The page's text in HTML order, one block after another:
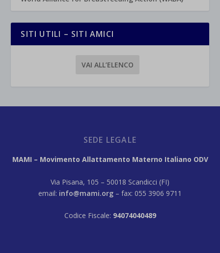
SITI UTILI – SITI AMICI
VAI ALL’ELENCO
SEDE LEGALE
MAMI – Movimento Allattamento Materno Italiano ODV
Via Pisana, 105 – 50018 Scandicci (FI)
email: info@mami.org – fax: 055 3906 9711
Codice Fiscale: 94074040489